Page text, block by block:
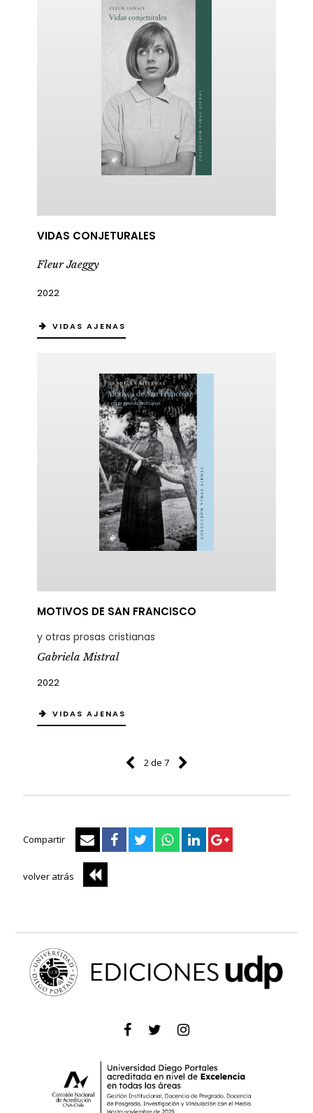
VIDAS CONJETURALES
Fleur Jaeggy
2022
VIDAS AJENAS
MOTIVOS DE SAN FRANCISCO
y otras prosas cristianas
Gabriela Mistral
2022
VIDAS AJENAS
2 de 7
Compartir
volver atrás